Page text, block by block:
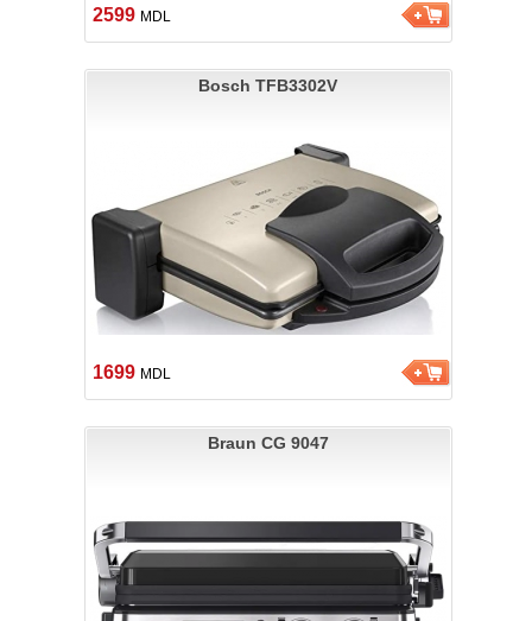
2599 MDL
Bosch TFB3302V
1699 MDL
Braun CG 9047